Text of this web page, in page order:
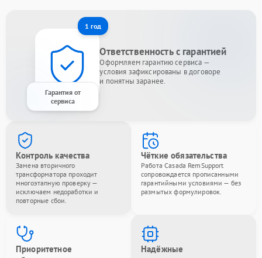
1 год
Гарантия от
сервиса
Ответственность с гарантией
Оформляем гарантию сервиса —
условия зафиксированы в договоре
и понятны заранее.
Контроль качества
Замена вторичного
трансформатора проходит
многоэтапную проверку —
исключаем недоработки и
повторные сбои.
Чёткие обязательства
Работа Casada RemSupport
сопровождается прописанными
гарантийными условиями — без
размытых формулировок.
Приоритетное
Надёжные